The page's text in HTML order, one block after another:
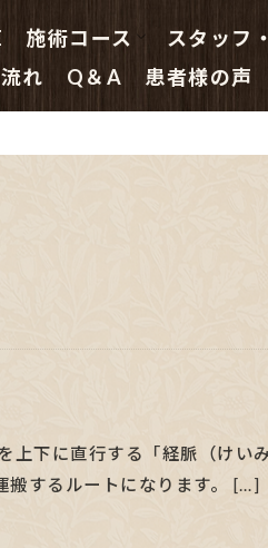
施術コース
鍼灸 初めての方へ
はり治療コース
はり・きゅう治療コ
鍼灸院の指圧マッサ
鍼灸主任の鍼灸特別
副院長総合(鍼灸)コー
院長(鍼灸・はり治療)
スタッフ
れ
Q＆A 患者様の声
上下に直行する「経脈（け
搬するルートになります。 […]